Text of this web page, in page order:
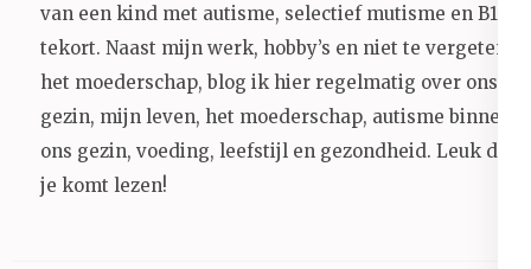
van een kind met autisme, selectief mutisme en B12
tekort. Naast mijn werk, hobby’s en niet te vergeten
het moederschap, blog ik hier regelmatig over ons
gezin, mijn leven, het moederschap, autisme binnen
ons gezin, voeding, leefstijl en gezondheid. Leuk dat
je komt lezen!